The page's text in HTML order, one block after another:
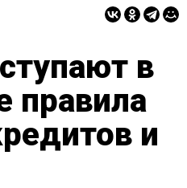
в
правила
и